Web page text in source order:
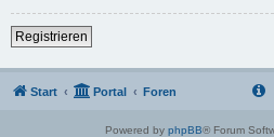
Registrieren
Start Portal Foren
Powered by phpBB® Forum